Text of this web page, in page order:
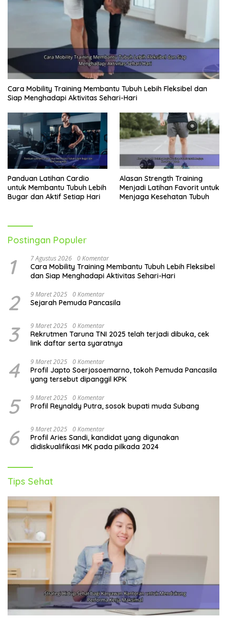
Cara Mobility Training Membantu Tubuh Lebih Fleksibel dan
Siap Menghadapi Aktivitas Sehari-Hari
Panduan Latihan Cardio
untuk Membantu Tubuh Lebih
Bugar dan Aktif Setiap Hari
Alasan Strength Training
Menjadi Latihan Favorit untuk
Menjaga Kesehatan Tubuh
Postingan Populer
1 7 Agustus 2026 0 Komentar
Cara Mobility Training Membantu Tubuh Lebih Fleksibel
dan Siap Menghadapi Aktivitas Sehari-Hari
2 9 Maret 2025 0 Komentar
Sejarah Pemuda Pancasila
3 9 Maret 2025 0 Komentar
Rekrutmen Taruna TNI 2025 telah terjadi dibuka, cek
link daftar serta syaratnya
4 9 Maret 2025 0 Komentar
Profil Japto Soerjosoemarno, tokoh Pemuda Pancasila
yang tersebut dipanggil KPK
5 9 Maret 2025 0 Komentar
Profil Reynaldy Putra, sosok bupati muda Subang
6 9 Maret 2025 0 Komentar
Profil Aries Sandi, kandidat yang digunakan
didiskualifikasi MK pada pilkada 2024
Tips Sehat